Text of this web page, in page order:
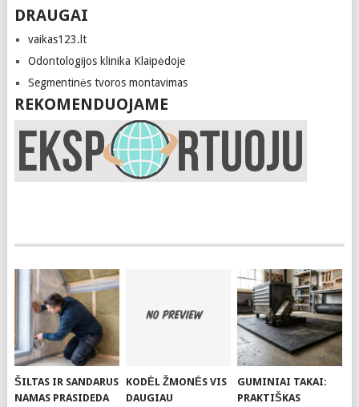
DRAUGAI
vaikas123.lt
Odontologijos klinika Klaipėdoje
Segmentinės tvoros montavimas
REKOMENDUOJAME
ŠILTAS IR SANDARUS
NAMAS PRASIDEDA
KODĖL ŽMONĖS VIS
DAUGIAU
GUMINIAI TAKAI:
PRAKTIŠKAS